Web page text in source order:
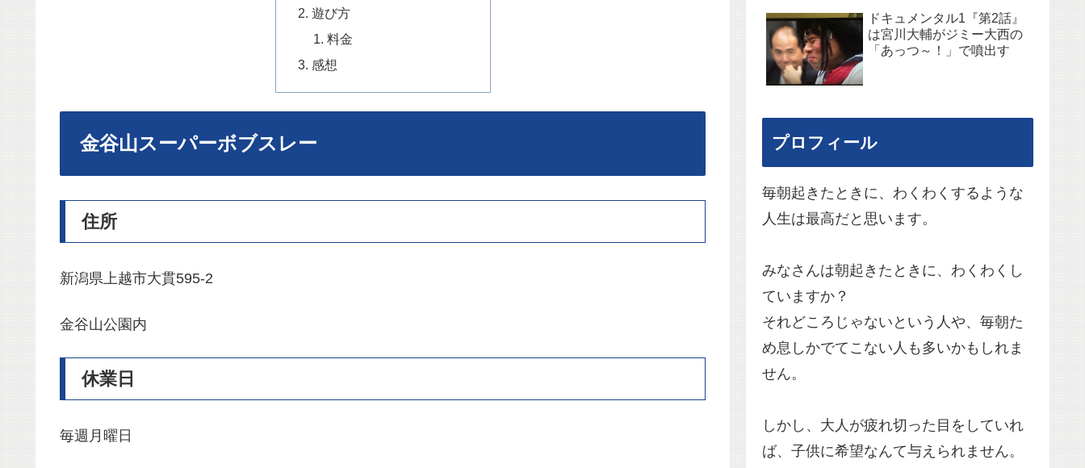
遊び方
料金
感想
金谷山スーパーボブスレー
住所
新潟県上越市大貫595-2
金谷山公園内
休業日
毎週月曜日
ドキュメンタル1『第2話』
は宮川大輔がジミー大西の
「あっつ～！」で噴出す
プロフィール
毎朝起きたときに、わくわくするような
人生は最高だと思います。
みなさんは朝起きたときに、わくわくし
ていますか？
それどころじゃないという人や、毎朝た
め息しかでてこない人も多いかもしれま
せん。
しかし、大人が疲れ切った目をしていれ
ば、子供に希望なんて与えられません。